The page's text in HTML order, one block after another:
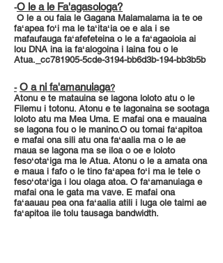
-O le a le Fa'agasologa?
O le a ou faia le Gagana Malamalama ia te oe
faʻapea foʻi ma le taʻitaʻia oe e ala i se
mafaufauga faʻafefeteina o le a faʻagaoioia ai
lou DNA ina ia faʻalogoina i laina fou o le
Atua._cc781905-5cde-3194-bb6d3b-194-bb3b5b
- O a ni fa'amanuiaga?
Atonu e te matauina se lagona loloto atu o le
Filemu i totonu. Atonu e te lagonaina se sootaga
loloto atu ma Mea Uma. E mafai ona e mauaina
se lagona fou o le manino.O ou tomai faʻapitoa
e mafai ona sili atu ona faʻaalia ma o le ae
maua se lagona ma se iloa o oe e loloto
fesoʻotaʻiga ma le Atua. Atonu o le a amata ona
e maua i fafo o le tino faʻapea foʻi ma le tele o
fesoʻotaʻiga i lou olaga atoa. O faʻamanuiaga e
mafai ona le gata ma vave. E mafai ona
faʻaauau pea ona faʻaalia atili i luga ole taimi ae
faʻapitoa ile tolu tausaga bandwidth.